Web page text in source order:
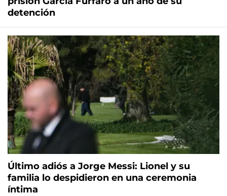
detención
Último adiós a Jorge Messi: Lionel y su
familia lo despidieron en una ceremonia
íntima